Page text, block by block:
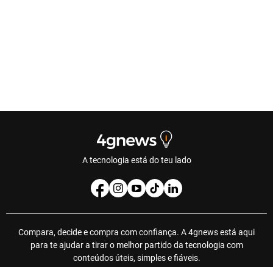
A tecnologia está do teu lado
Compara, decide e compra com confiança. A 4gnews está aqui
para te ajudar a tirar o melhor partido da tecnologia com
conteúdos úteis, simples e fiáveis.